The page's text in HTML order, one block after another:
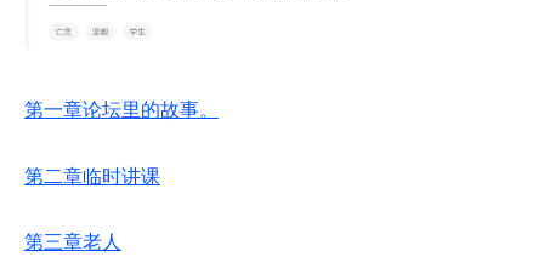
第一章论坛里的故事。
第二章临时讲课
第三章老人